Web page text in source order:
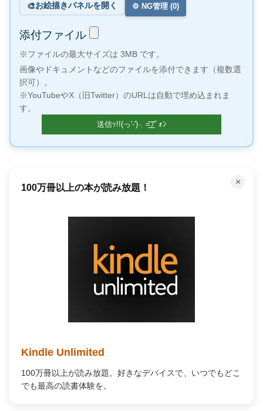
🎨お絵描きパネルを開く ⚙️ NG管理 (0)
添付ファイル
※ファイルの最大サイズは 3MB です。
画像やドキュメントなどのファイルを添付できます（複数選
択可）。
※YouTubeやX（旧Twitter）のURLは自動で埋め込まれま
す。
×
100万冊以上の本が読み放題！
Kindle Unlimited
100万冊以上が読み放題。好きなデバイスで、いつでもどこ
でも最高の読書体験を。